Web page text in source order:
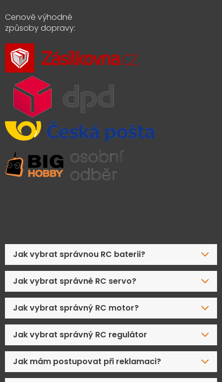
Cenově výhodné
způsoby dopravy:
Jak vybrat správnou RC baterii?
Jak vybrat správné RC servo?
Jak vybrat správný RC motor?
Jak vybrat správný RC regulátor
Jak mám postupovat při reklamaci?